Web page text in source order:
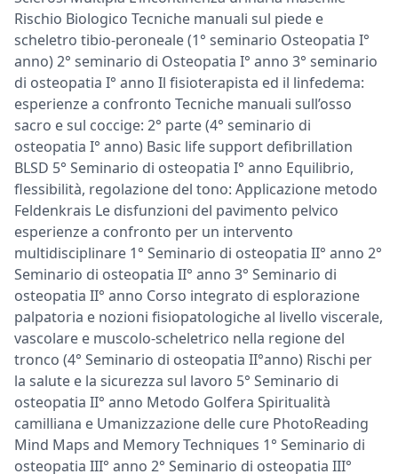
Rischio Biologico Tecniche manuali sul piede e
scheletro tibio-peroneale (1° seminario Osteopatia I°
anno) 2° seminario di Osteopatia I° anno 3° seminario
di osteopatia I° anno Il fisioterapista ed il linfedema:
esperienze a confronto Tecniche manuali sull’osso
sacro e sul coccige: 2° parte (4° seminario di
osteopatia I° anno) Basic life support defibrillation
BLSD 5° Seminario di osteopatia I° anno Equilibrio,
flessibilità, regolazione del tono: Applicazione metodo
Feldenkrais Le disfunzioni del pavimento pelvico
esperienze a confronto per un intervento
multidisciplinare 1° Seminario di osteopatia II° anno 2°
Seminario di osteopatia II° anno 3° Seminario di
osteopatia II° anno Corso integrato di esplorazione
palpatoria e nozioni fisiopatologiche al livello viscerale,
vascolare e muscolo-scheletrico nella regione del
tronco (4° Seminario di osteopatia II°anno) Rischi per
la salute e la sicurezza sul lavoro 5° Seminario di
osteopatia II° anno Metodo Golfera Spiritualità
camilliana e Umanizzazione delle cure PhotoReading
Mind Maps and Memory Techniques 1° Seminario di
osteopatia III° anno 2° Seminario di osteopatia III°